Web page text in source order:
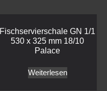
Fischservierschale GN 1/1
530 x 325 mm 18/10
Palace
Weiterlesen